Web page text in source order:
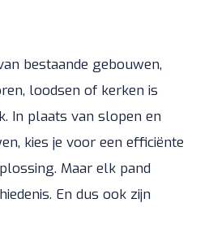
bestaande gebouwen,
loodsen of kerken is
In plaats van slopen en
kies je voor een efficiënte
Maar elk pand
En dus ook zijn